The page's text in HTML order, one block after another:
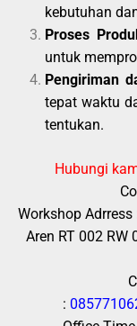
kebutuhan
Proses
untuk
Pengiriman
tepat waktu
tentukan.
Hubungi
Workshop
Aren RT 002 RW
: